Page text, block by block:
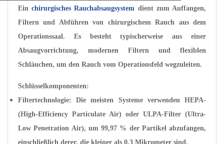
Einchirurgisches Rauchabsaugsystem dient zum Auffangen,
Filtern und Abführen von chirurgischem Rauch aus dem
Operationssaal. Es
besteht typischerweise aus einer
Absaugvorrichtung, modernen Filtern und flexiblen
Schläuchen, um den Rauch vom Operationsfeld wegzuleiten.
Schlüsselkomponenten:
Filtertechnologie: Die meisten Systeme verwenden HEPA-
(High-Efficiency Particulate Air) oder ULPA-Filter (Ultra-
Low Penetration Air), um 99,97 % der Partikel abzufangen,
einschließlich derer, die kleiner als 0,3 Mikrometer sind.